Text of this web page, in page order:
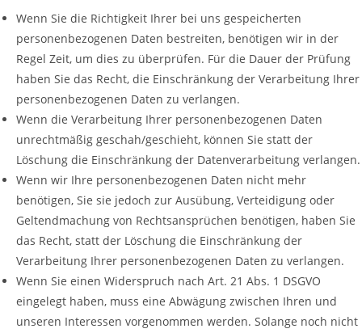
Wenn Sie die Richtigkeit Ihrer bei uns gespeicherten
personenbezogenen Daten bestreiten, benötigen wir in der
Regel Zeit, um dies zu überprüfen. Für die Dauer der Prüfung
haben Sie das Recht, die Einschränkung der Verarbeitung Ihrer
personenbezogenen Daten zu verlangen.
Wenn die Verarbeitung Ihrer personenbezogenen Daten
unrechtmäßig geschah/geschieht, können Sie statt der
Löschung die Einschränkung der Datenverarbeitung verlangen.
Wenn wir Ihre personenbezogenen Daten nicht mehr
benötigen, Sie sie jedoch zur Ausübung, Verteidigung oder
Geltendmachung von Rechtsansprüchen benötigen, haben Sie
das Recht, statt der Löschung die Einschränkung der
Verarbeitung Ihrer personenbezogenen Daten zu verlangen.
Wenn Sie einen Widerspruch nach Art. 21 Abs. 1 DSGVO
eingelegt haben, muss eine Abwägung zwischen Ihren und
unseren Interessen vorgenommen werden. Solange noch nicht